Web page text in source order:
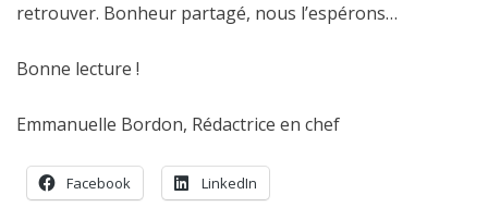
retrouver. Bonheur partagé, nous l’espérons…
Bonne lecture !
Emmanuelle Bordon, Rédactrice en chef
Facebook LinkedIn